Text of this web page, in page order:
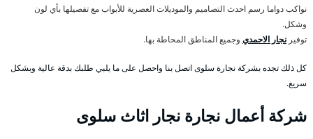
نواكب دواما رسم احدث التصاميم والموديلات العصرية للأبواب مع تفصيلها بأي لون
وشكل.
توفير نجار الاحمدي وجميع المناطق المحاطة بها.
كل ذلك تجده بشركة نجارة سلوى اتصل بنا واحصل على ما يلبي طلبك بدقة عالية وبشكل
سريع.
شركة أعمال نجارة نجار اثاث سلوى